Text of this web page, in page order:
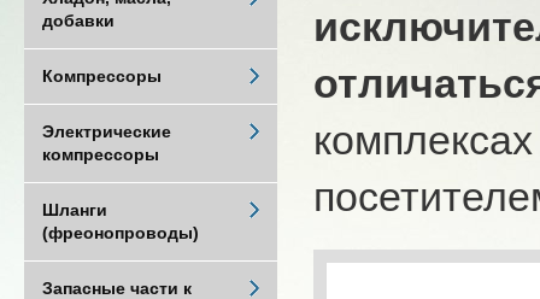
добавки
Компрессоры
Электрические
компрессоры
Шланги
(фреонопроводы)
Запасные части к